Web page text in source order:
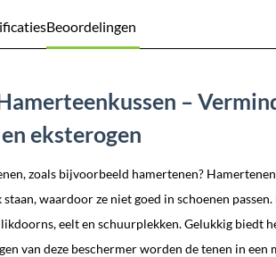
Beoordelingen
–
eksterogen
zoals bijvoorbeeld hamertenen?
staan, waardoor ze niet goed in schoenen
eelt en schuurplekken. Gelukkig biedt
van deze beschermer worden de tenen in